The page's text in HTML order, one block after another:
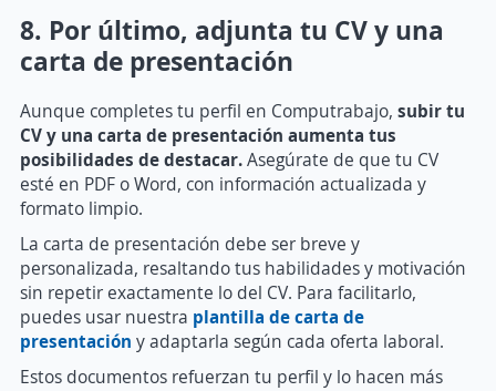
8. Por último, adjunta tu CV y una
carta de presentación
Aunque completes tu perfil en Computrabajo, subir tu
CV y una carta de presentación aumenta tus
posibilidades de destacar.Asegúrate de que tu CV
esté en PDF o Word, con información actualizada y
formato limpio.
La carta de presentación debe ser breve y
personalizada, resaltando tus habilidades y motivación
sin repetir exactamente lo del CV. Para facilitarlo,
puedes usar nuestra plantilla de carta de
presentación y adaptarla según cada oferta laboral.
Estos documentos refuerzan tu perfil y lo hacen más